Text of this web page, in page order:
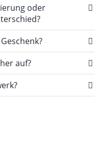
oder
auf?